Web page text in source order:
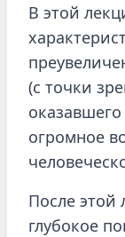
В этой
(с точки
огромное
После этой
глубокое